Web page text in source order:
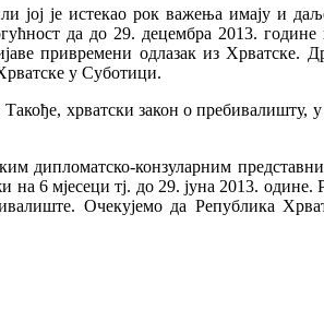
јој је истекао рок важења имају и
да до 29. децембра 2013.
привремени одлазак из Хрватске.
у Суботици.
хрватски закон о пребивалишту, у
дипломатско-конзуларним
6 мјесеци тј. до 29. јуна 2013. одине.
Очекујемо да Република